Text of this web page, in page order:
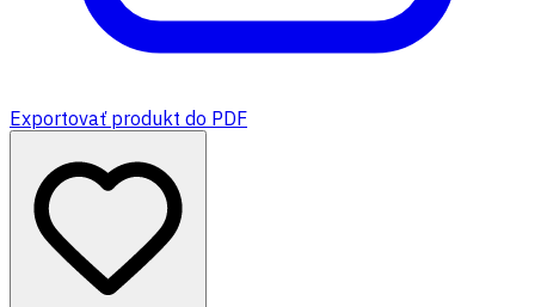
Exportovať produkt do PDF